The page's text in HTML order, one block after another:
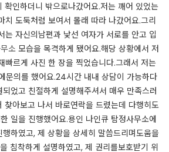
확인하더니 밖으로​나갔어요.​​​​저는 깨어 있었는
치 도둑처럼 보여서 몰래 따라 나갔어요.​그리
는 자신의​남편과 낯선 여자가 서로를 안고 입
소 모습을 목격하게 됐어요.​해당 상황에서 저
빠르게 사진 한 장을 찍었습니다.​그래서 저는
문의를 했어요.​24시간 내내 상담이 가능하다
었고 친절하게 설명해​주셔서 매우 만족스러
찾아보고 나서 바로​연락을 드렸는데 다행히도
일을 진행했어요.​​​​​​​​용인 나인큐 탐정사무소에
하였고, 제 상황을 상세히 말씀드리며​도움을
침착하게 설명하였고, 제 권리를​보호받기 위